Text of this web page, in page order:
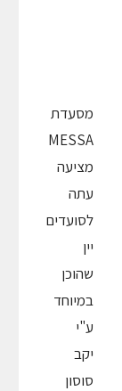
מסעדת
MESSA
מציעה
עתה
לסועדים
יין
שהוכן
במיוחד
ע"י
יקב
סוסון